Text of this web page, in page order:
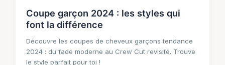
Coupe garçon 2024 : les styles qui
font la différence
Découvre les coupes de cheveux garçons tendance
2024 : du fade moderne au Crew Cut revisité. Trouve
le style parfait pour toi !